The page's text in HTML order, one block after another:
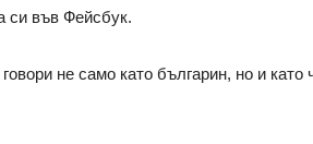
си във Фейсбук.
не само като българин, но и